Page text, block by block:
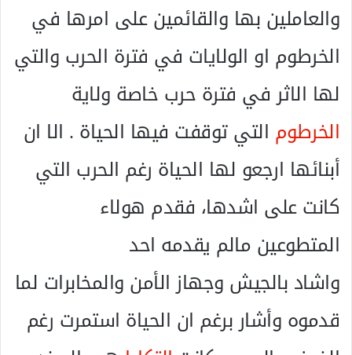
والعاملين بها والقائمين على امرها في
الخرطوم او الولايات في فترة الحرب والتي
لها الاثر في فترة حرب خاصة ولاية
الخرطوم التي توقفت فيها الحياة . الا ان
أبنائها ارجعو لها الحياة رغم الحرب التي
كانت على اشدها، فقدم هولاء
المتطوعين مالم يقدمه احد
واشاد بالجيش وجهاز الأمن والمخابرات لما
قدموه وأشار برغم ان الحياة استمرت رغم